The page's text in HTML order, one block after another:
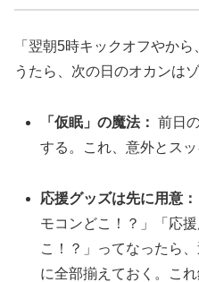
「翌朝5時キックオフやか
うたら、次の日のオカンは
「仮眠」の魔法： 前日
する。これ、意外とス
応援グッズは先に用意：
モコンどこ！？」「応
こ！？」ってなったら
に全部揃えておく。これ